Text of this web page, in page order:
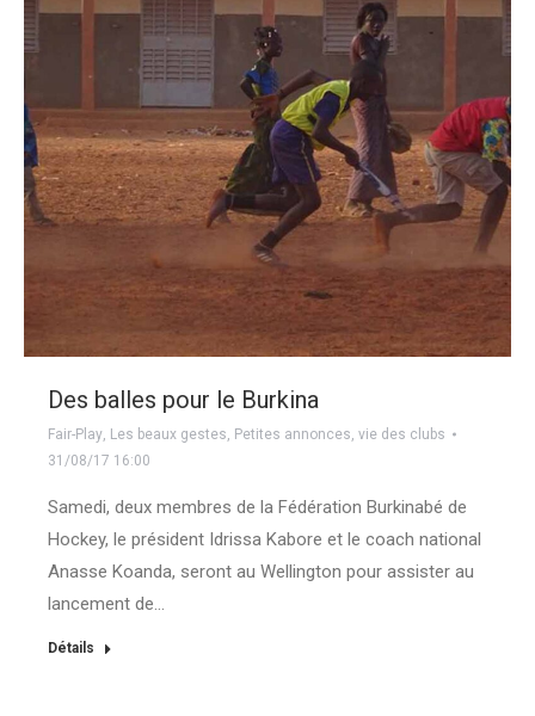
Des balles pour le Burkina
Fair-Play, Les beaux gestes, Petites annonces, vie des clubs
31/08/17 16:00
Samedi, deux membres de la Fédération Burkinabé de
Hockey, le président Idrissa Kabore et le coach national
Anasse Koanda, seront au Wellington pour assister au
lancement de…
Détails